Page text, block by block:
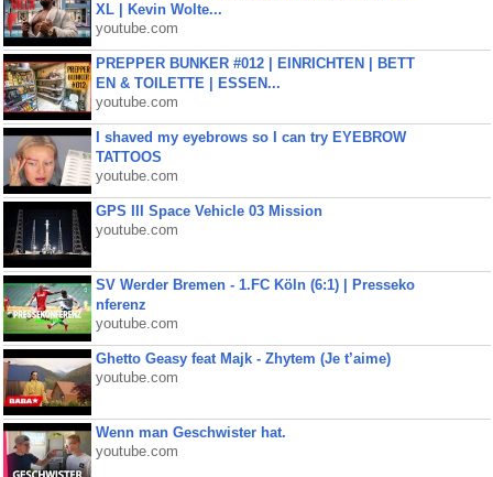
XL | Kevin Wolte...
youtube.com
PREPPER BUNKER #012 | EINRICHTEN | BETT
EN & TOILETTE | ESSEN...
youtube.com
I shaved my eyebrows so I can try EYEBROW
TATTOOS
youtube.com
GPS III Space Vehicle 03 Mission
youtube.com
SV Werder Bremen - 1.FC Köln (6:1) | Presseko
nferenz
youtube.com
Ghetto Geasy feat Majk - Zhytem (Je t’aime)
youtube.com
Wenn man Geschwister hat.
youtube.com